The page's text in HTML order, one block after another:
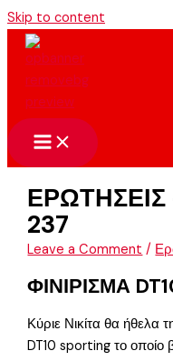
Skip to content
237
Leave a Comment /
ΦΙΝΙΡΙΣΜΑ
Κύριε Νικίτα θα
DT10 sporting το οποίο